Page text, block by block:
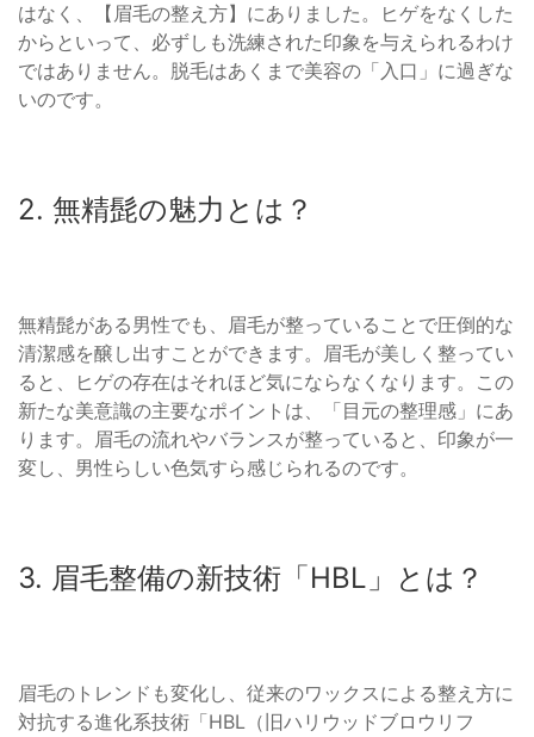
はなく、【眉毛の整え方】にありました。ヒゲをなくした
からといって、必ずしも洗練された印象を与えられるわけ
ではありません。脱毛はあくまで美容の「入口」に過ぎな
いのです。
2. 無精髭の魅力とは？
無精髭がある男性でも、眉毛が整っていることで圧倒的な
清潔感を醸し出すことができます。眉毛が美しく整ってい
ると、ヒゲの存在はそれほど気にならなくなります。この
新たな美意識の主要なポイントは、「目元の整理感」にあ
ります。眉毛の流れやバランスが整っていると、印象が一
変し、男性らしい色気すら感じられるのです。
3. 眉毛整備の新技術「HBL」とは？
眉毛のトレンドも変化し、従来のワックスによる整え方に
対抗する進化系技術「HBL（旧ハリウッドブロウリフ